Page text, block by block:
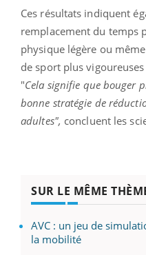
Ces résultats indiquent
remplacement du temps
physique légère ou
de sport plus
"Cela signifie que bouger
bonne stratégie de
adultes", concluent les
SUR LE MÊME
AVC : un jeu de
la mobilité